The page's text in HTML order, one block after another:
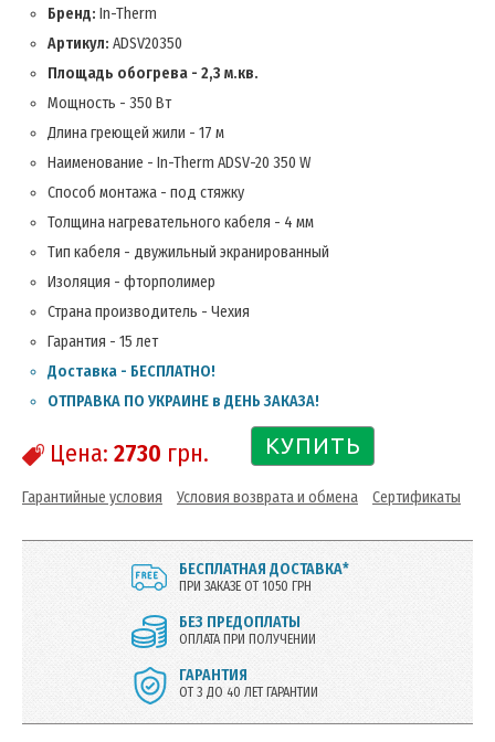
Бренд: In-Therm
Артикул: ADSV20350
Площадь обогрева - 2,3 м.кв.
Мощность - 350 Вт
Длина греющей жили - 17 м
Наименование - In-Therm ADSV-20 350 W
Способ монтажа - под стяжку
Толщина нагревательного кабеля - 4 мм
Тип кабеля - двужильный экранированный
Изоляция - фторполимер
Страна производитель - Чехия
Гарантия - 15 лет
Доставка - БЕСПЛАТНО!
ОТПРАВКА ПО УКРАИНЕ в ДЕНЬ ЗАКАЗА!
Цена: 2730 грн. КУПИТЬ
Гарантийные условия Условия возврата и обмена Сертификаты
БЕСПЛАТНАЯ ДОСТАВКА*
ПРИ ЗАКАЗЕ ОТ 1050 ГРН
БЕЗ ПРЕДОПЛАТЫ
ОПЛАТА ПРИ ПОЛУЧЕНИИ
ГАРАНТИЯ
ОТ 3 ДО 40 ЛЕТ ГАРАНТИИ